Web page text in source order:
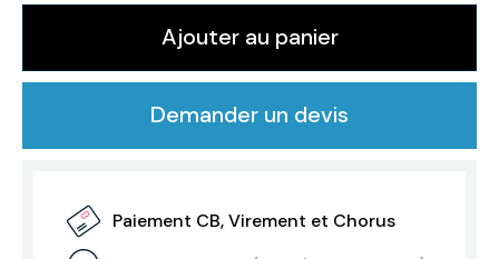
Ajouter au panier
Demander un devis
Paiement CB, Virement et Chorus